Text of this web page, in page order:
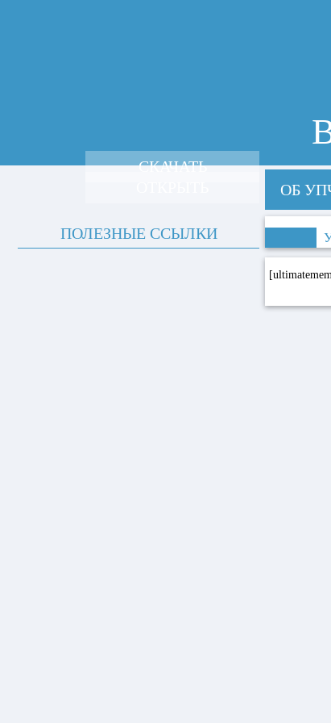
ОБ
СКАЧАТЬ
ПОЛЕЗНЫЕ ССЫЛКИ